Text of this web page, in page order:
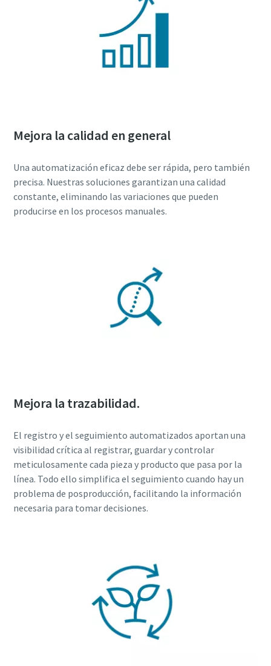
Mejora la calidad en general
Una automatización eficaz debe ser rápida, pero también
precisa. Nuestras soluciones garantizan una calidad
constante, eliminando las variaciones que pueden
producirse en los procesos manuales.
Mejora la trazabilidad.
El registro y el seguimiento automatizados aportan una
visibilidad crítica al registrar, guardar y controlar
meticulosamente cada pieza y producto que pasa por la
línea. Todo ello simplifica el seguimiento cuando hay un
problema de posproducción, facilitando la información
necesaria para tomar decisiones.